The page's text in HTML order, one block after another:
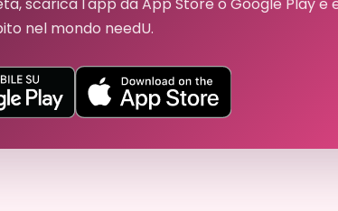
scarica l'app da App Store o Google Play e
nel mondo needU.